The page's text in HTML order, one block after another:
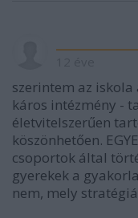
szerintem az
káros intézmény -
életvitelszerűen
köszönhetően.
csoportok által
gyerekek a
nem, mely